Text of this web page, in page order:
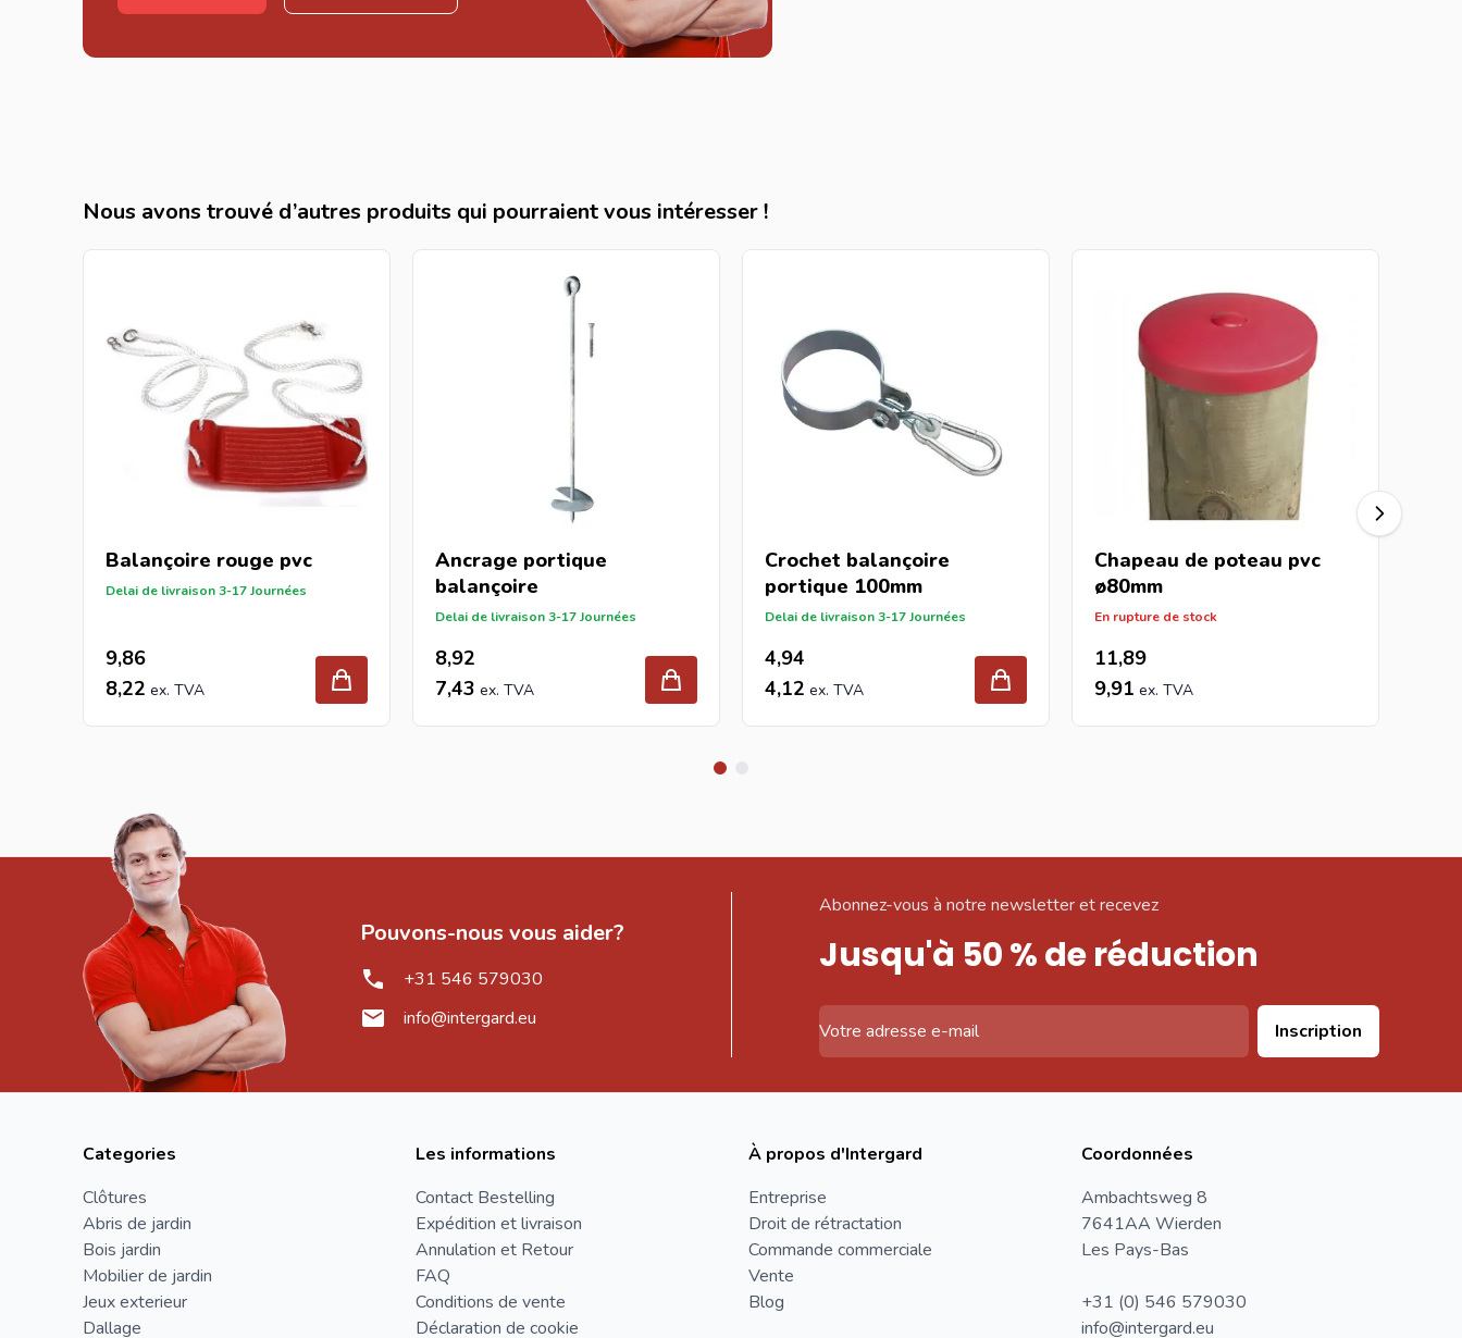
Nous avons trouvé d’autres produits qui pourraient vous intéresser !
Balançoire rouge pvc
Delai de livraison 3-17 Journées
9,86
8,22
Ancrage portique
balançoire
Delai de livraison 3-17 Journées
8,92
7,43
Crochet balançoire
portique 100mm
Delai de livraison 3-17 Journées
4,94
4,12
Chapeau de poteau pvc
ø80mm
En rupture de stock
11,89
9,91
Pouvons-nous vous aider?
+31 546 579030
info@intergard.eu
Abonnez-vous à notre newsletter et recevez
Jusqu'à 50 % de réduction
Inscription
Categories
Clôtures
Abris de jardin
Bois jardin
Mobilier de jardin
Jeux exterieur
Dallage
Les informations
Contact Bestelling
Expédition et livraison
Annulation et Retour
FAQ
Conditions de vente
Déclaration de cookie
À propos d'Intergard
Entreprise
Droit de rétractation
Commande commerciale
Vente
Blog
Coordonnées
Ambachtsweg 8
7641AA Wierden
Les Pays-Bas
+31 (0) 546 579030
info@intergard.eu